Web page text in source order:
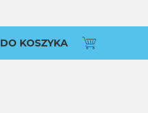
DO KOSZYKA